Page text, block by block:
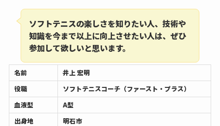
ソフトテニスの楽しさを知りたい人、技術や
知識を今まで以上に向上させたい人は、ぜひ
参加して欲しいと思います。
名前
井上 宏明
役職
ソフトテニスコーチ（ファースト・プラス）
血液型
A型
出身地
明石市